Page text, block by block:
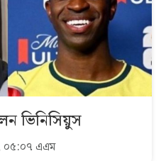
ভিনিসিয়ুস
০৫:০৭ এএম